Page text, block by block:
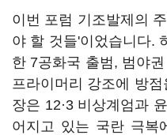
이번 포럼 기조발제의
야 할 것들'이었습니다.
한 7공화국 출범, 범야
프라이머리 강조에 방
장은 12·3 비상계엄과
어지고 있는 국란 극복